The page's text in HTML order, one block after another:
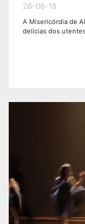
26-06-18
A Misericórdia de
delícias dos